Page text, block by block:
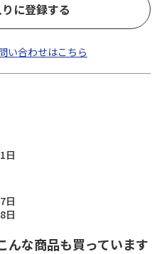
に登録する
い合わせはこちら
日
日
日
んな商品も買っています